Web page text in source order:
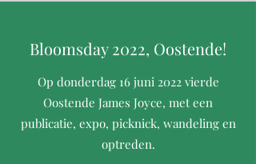
Bloomsday 2022, Oostende!
Op donderdag 16 juni 2022 vierde
Oostende James Joyce, met een
publicatie, expo, picknick, wandeling en
optreden.